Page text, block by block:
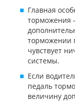
Главная
торможения
торможении
чувствует
системы.
Если
педаль
величину